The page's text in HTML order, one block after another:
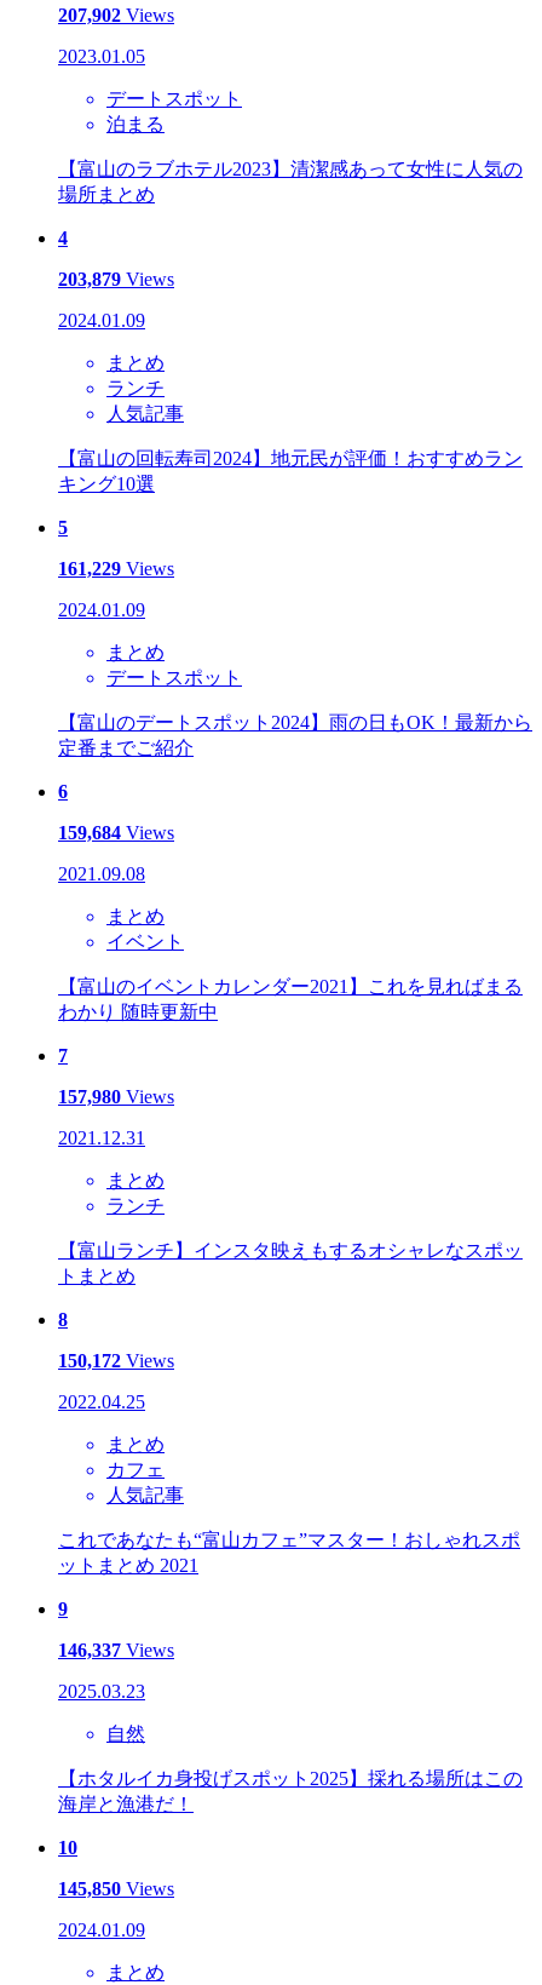
207,902 Views
2023.01.05
デートスポット
泊まる
【富山のラブホテル2023】清潔感あって女性に人気の
場所まとめ
4
203,879 Views
2024.01.09
まとめ
ランチ
人気記事
【富山の回転寿司2024】地元民が評価！おすすめラン
キング10選
5
161,229 Views
2024.01.09
まとめ
デートスポット
【富山のデートスポット2024】雨の日もOK！最新から
定番までご紹介
6
159,684 Views
2021.09.08
まとめ
イベント
【富山のイベントカレンダー2021】これを見ればまる
わかり 随時更新中
7
157,980 Views
2021.12.31
まとめ
ランチ
【富山ランチ】インスタ映えもするオシャレなスポッ
トまとめ
8
150,172 Views
2022.04.25
まとめ
カフェ
人気記事
これであなたも“富山カフェ”マスター！おしゃれスポ
ットまとめ 2021
9
146,337 Views
2025.03.23
自然
【ホタルイカ身投げスポット2025】採れる場所はこの
海岸と漁港だ！
10
145,850 Views
2024.01.09
まとめ